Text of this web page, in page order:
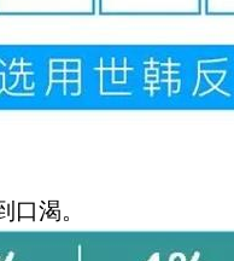
口渴。